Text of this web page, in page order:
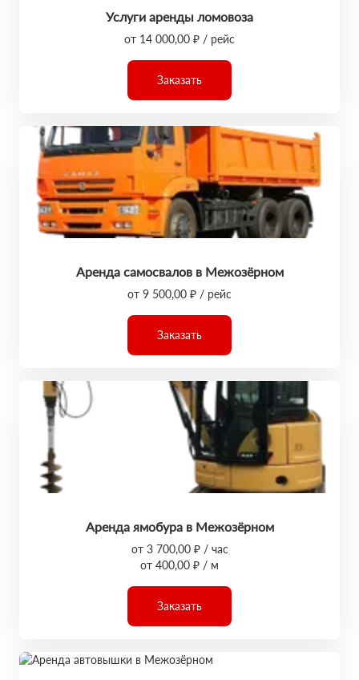
Услуги аренды ломовоза
от 14 000,00 ₽ / рейс
Заказать
Аренда самосвалов в Межозёрном
от 9 500,00 ₽ / рейс
Заказать
Аренда ямобура в Межозёрном
от 3 700,00 ₽ / час
от 400,00 ₽ / м
Заказать